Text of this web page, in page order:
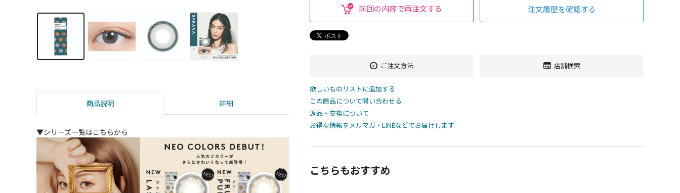
商品説明 詳細
▼シリーズ一覧はこちらから
前回の内容で再注文する 注文履歴を確認する
ご注文方法 店舗検索
欲しいものリストに追加する
この商品について問い合わせる
返品・交換について
お得な情報をメルマガ・LINEなどでお届けします
こちらもおすすめ